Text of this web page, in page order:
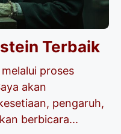
Terbaik
proses
akan
pengaruh,
berbicara...